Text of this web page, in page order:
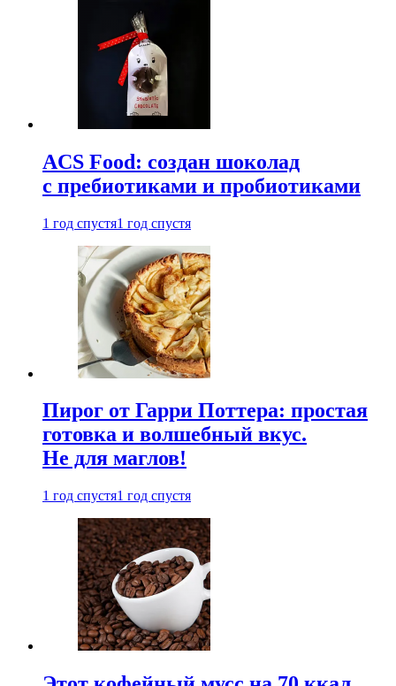
ACS Food: создан шоколад
с пребиотиками и пробиотиками
1 год спустя1 год спустя
Пирог от Гарри Поттера: простая
готовка и волшебный вкус.
Не для маглов!
1 год спустя1 год спустя